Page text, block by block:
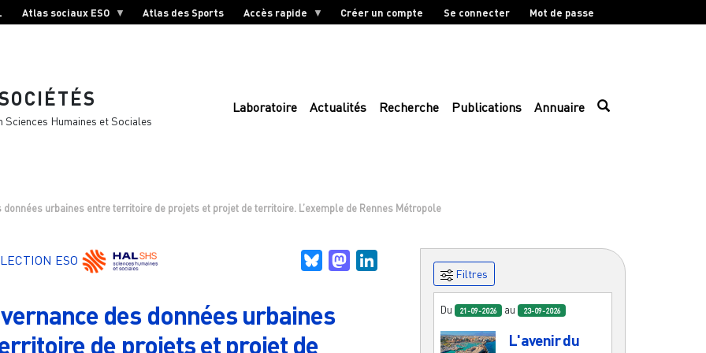
Atlas sociaux ESO Atlas des Sports Accès rapide Créer un compte Se connecter Mot de passe
Humaines et Sociales
Laboratoire Actualités Recherche Publications Annuaire
données urbaines entre territoire de projets et projet de territoire. L’exemple de Rennes Métropole
ESO BlueskyMastodon
des données urbaines
de projets et projet de
Filtres
Du 21-09-2026 au 23-09-2026
L'avenir du